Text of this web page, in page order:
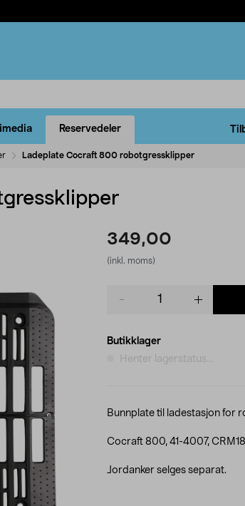
Reservedeler
Ladeplate Cocraft 800 robotgressklipper
349,00
(inkl. moms)
Butikklager
Henter lagerstatus...
Bunnplate til ladestasjon for
Cocraft 800, 41-4007,
Jordanker selges separat.